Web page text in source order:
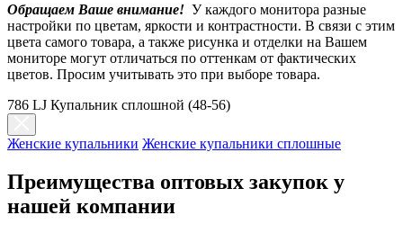
Обращаем Ваше внимание! У каждого монитора разные
настройки по цветам, яркости и контрастности. В связи с этим
цвета самого товара, а также рисунка и отделки на Вашем
мониторе могут отличаться по оттенкам от фактических
цветов. Просим учитывать это при выборе товара.
786 LJ Купальник сплошной (48-56)
Женские купальники Женские купальники сплошные
Преимущества оптовых закупок у
нашей компании